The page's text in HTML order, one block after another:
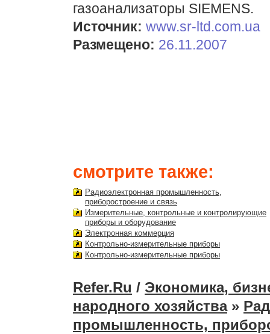
газоанализаторы SIEMENS.
Источник: www.sr-ltd.com.ua
Размещено: 26.11.2007
смотрите также:
Радиоэлектронная промышленность,
приборостроение и связь
Измерительные, контрольные и контролирующие
приборы и оборудование
Электронная коммерция
Контрольно-измерительные приборы
Контрольно-измерительные приборы
Refer.Ru / Экономика,
народного хозяйства»
промышленность,